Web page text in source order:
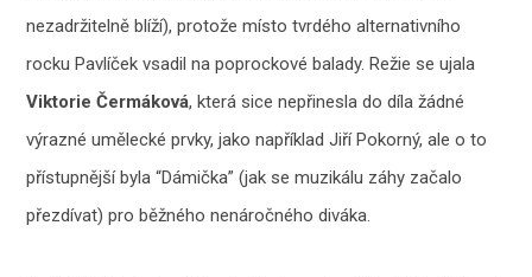
nezadržitelně blíží), protože místo tvrdého alternativního
rocku Pavlíček vsadil na poprockové balady. Režie se ujala
Viktorie Čermáková, která sice nepřinesla do díla žádné
výrazné umělecké prvky, jako například Jiří Pokorný, ale o to
přístupnější byla “Dámička” (jak se muzikálu záhy začalo
přezdívat) pro běžného nenáročného diváka.